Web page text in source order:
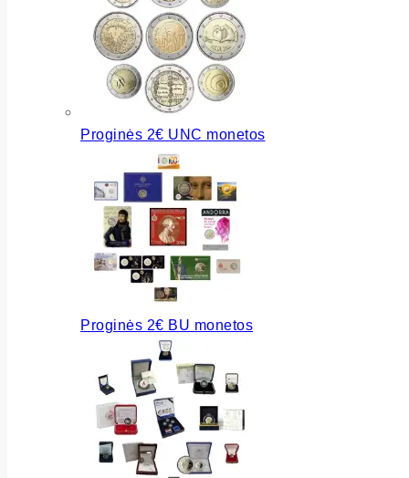
Proginės 2€ UNC monetos
Proginės 2€ BU monetos